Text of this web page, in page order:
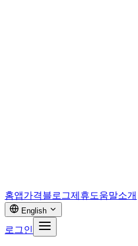
홈앱가격블로그제휴도움말소개
English
로그인